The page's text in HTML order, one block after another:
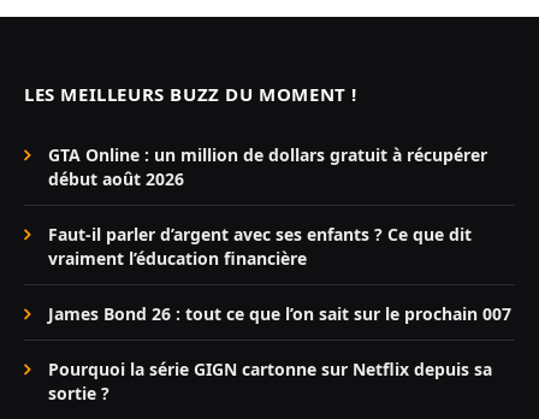
LES MEILLEURS BUZZ DU MOMENT !
GTA Online : un million de dollars gratuit à récupérer
début août 2026
Faut-il parler d’argent avec ses enfants ? Ce que dit
vraiment l’éducation financière
James Bond 26 : tout ce que l’on sait sur le prochain 007
Pourquoi la série GIGN cartonne sur Netflix depuis sa
sortie ?